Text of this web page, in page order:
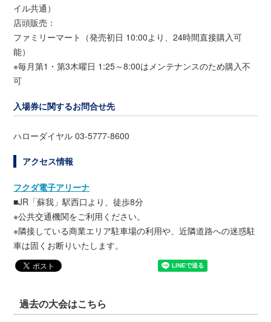
イル共通）
店頭販売：
ファミリーマート（発売初日 10:00より、24時間直接購入可
能）
※毎月第1・第3木曜日 1:25～8:00はメンテナンスのため購入不
可
入場券に関するお問合せ先
ハローダイヤル 03-5777-8600
アクセス情報
フクダ電子アリーナ
■JR「蘇我」駅西口より、徒歩8分
※公共交通機関をご利用ください。
※隣接している商業エリア駐車場の利用や、近隣道路への迷惑駐
車は固くお断りいたします。
過去の大会はこちら